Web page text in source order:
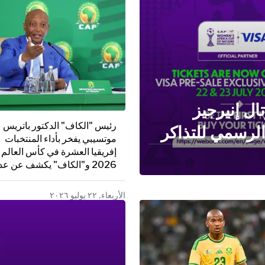
إنيرجيز
رئيس "الكاف" الدكتور باتريس
موتسيبي يفخر بأداء المنتخبات
إفريقيا العشرة في كأس العالم
2026 و"الكاف" يكشف عن
الإعلانات المهمة
الأربعاء, ٢٢ يوليو ٢٠٢٦